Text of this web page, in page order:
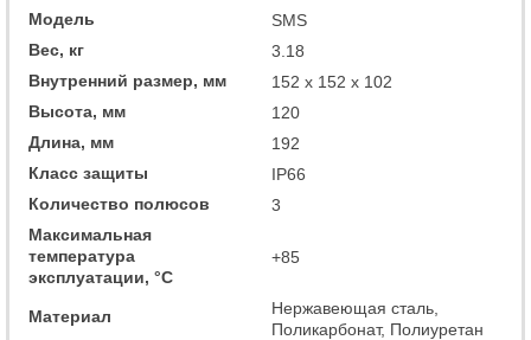
Модель
SMS
Вес, кг
3.18
Внутренний размер, мм
152 x 152 x 102
Высота, мм
120
Длина, мм
192
Класс защиты
IP66
Количество полюсов
3
Максимальная
температура
эксплуатации, °C
+85
Материал
Нержавеющая сталь,
Поликарбонат, Полиуретан